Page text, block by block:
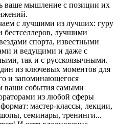
ваше мышление с позиции их
с лучшими из лучших: гуру
бестселлеров, лучшими
спорта, известными
и ведущими и даже с
так и с русскоязычными.
из ключевых моментов для
и запоминающегося
ваши события самыми
из любой сферы
мастер-классы, лекции,
семинары, тренинги...